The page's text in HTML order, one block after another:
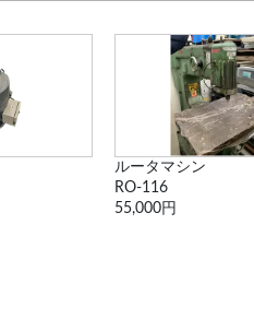
ルータマシン
RO-116
55,000円